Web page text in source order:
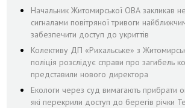
Начальник Житомирської ОВА закликав
сигналами повітряної тривоги
забезпечити доступ до укриттів
Колективу ДП «Рихальське» з
поліція розслідує справи про загибель
представили нового директора
Екологи через суд вимагають прибрати
які перекрили доступ до берегів річки